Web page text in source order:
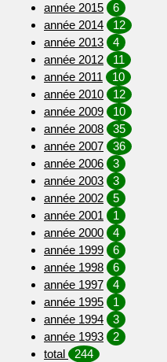
année 2015
6
année 2014
12
année 2013
4
année 2012
11
année 2011
10
année 2010
12
année 2009
10
année 2008
35
année 2007
36
année 2006
3
année 2003
3
année 2002
5
année 2001
1
année 2000
4
année 1999
6
année 1998
6
année 1997
4
année 1995
1
année 1994
3
année 1993
2
total
244